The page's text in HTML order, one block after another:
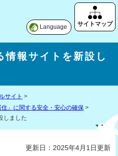
Language
情報サイトを新設し
サイト >
」に関する安全・安心の確保 >
しました
更新日：2025年4月1日更新